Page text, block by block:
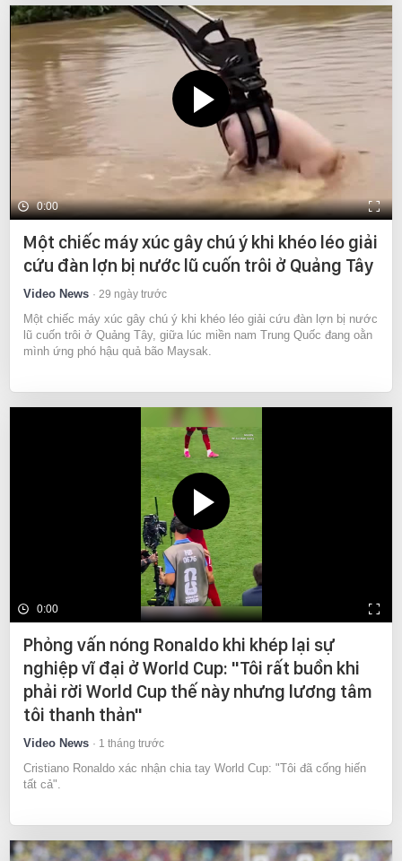
0:00
Một chiếc máy xúc gây chú ý khi khéo léo giải
cứu đàn lợn bị nước lũ cuốn trôi ở Quảng Tây
Video News 29 ngày trước
Một chiếc máy xúc gây chú ý khi khéo léo giải cứu đàn lợn bị nước
lũ cuốn trôi ở Quảng Tây, giữa lúc miền nam Trung Quốc đang oằn
mình ứng phó hậu quả bão Maysak.
0:00
Phỏng vấn nóng Ronaldo khi khép lại sự
nghiệp vĩ đại ở World Cup: "Tôi rất buồn khi
phải rời World Cup thế này nhưng lương tâm
tôi thanh thản"
Video News 1 tháng trước
Cristiano Ronaldo xác nhận chia tay World Cup: "Tôi đã cống hiến
tất cả".